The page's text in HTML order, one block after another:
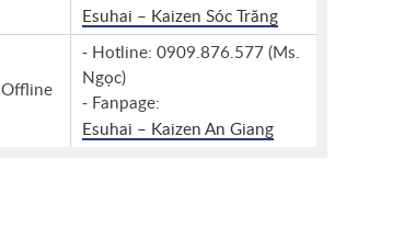
Esuhai – Kaizen Sóc Trăng
Offline
- Hotline: 0909.876.577 (Ms.
Ngọc)
- Fanpage:
Esuhai – Kaizen An Giang